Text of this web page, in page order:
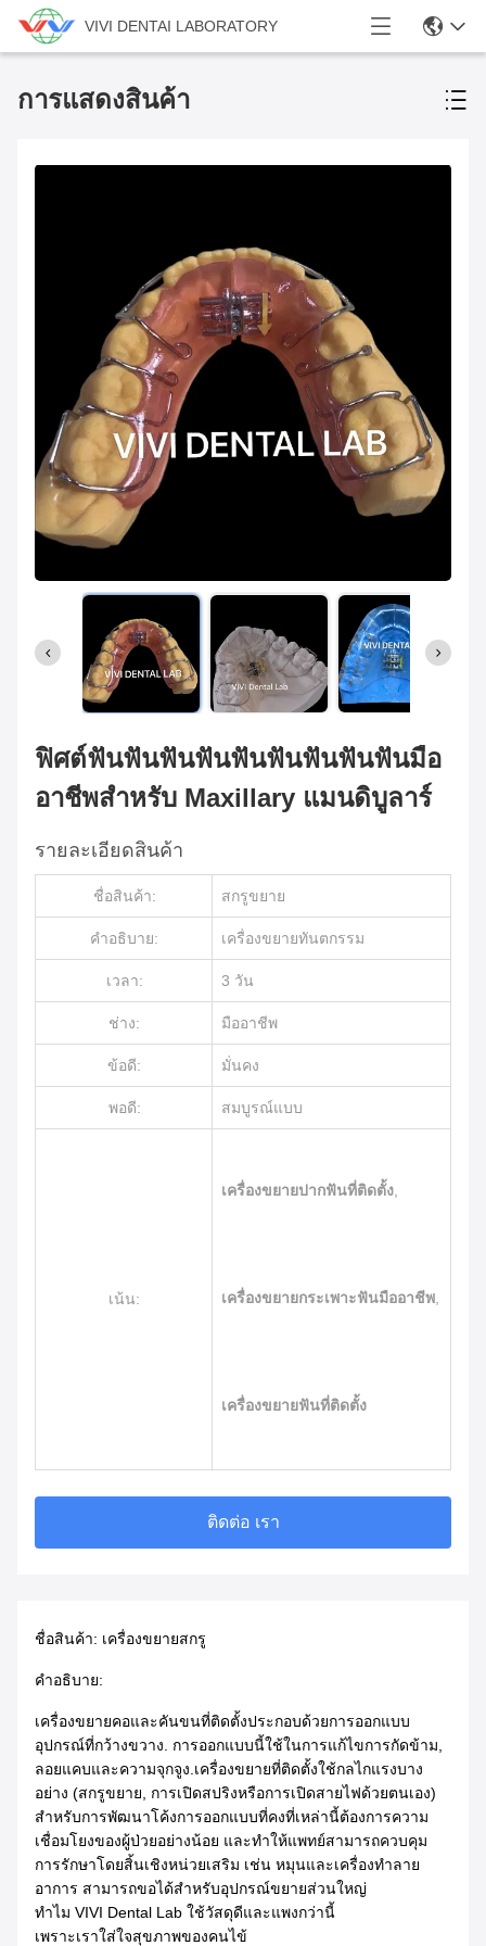
VIVI DENTAI LABORATORY
การแสดงสินค้า
ฟิศต์ฟันฟันฟันฟันฟันฟันฟันฟันฟันมือ
อาชีพสําหรับ Maxillary แมนดิบูลาร์
รายละเอียดสินค้า
ชื่อสินค้า: สกรูขยาย
คําอธิบาย: เครื่องขยายทันตกรรม
เวลา: 3 วัน
ช่าง: มืออาชีพ
ข้อดี: มั่นคง
พอดี: สมบูรณ์แบบ
เน้น:
เครื่องขยายปากฟันที่ติดตั้ง
เครื่องขยายกระเพาะฟันมืออาชีพ
เครื่องขยายฟันที่ติดตั้ง
ติดต่อ เรา
ชื่อสินค้า: เครื่องขยายสกรู
คําอธิบาย:
เครื่องขยายคอและคันขนที่ติดตั้งประกอบด้วยการออกแบบ
อุปกรณ์ที่กว้างขวาง. การออกแบบนี้ใช้ในการแก้ไขการกัดข้าม,
ลอยแคบและความจุกจูง.เครื่องขยายที่ติดตั้งใช้กลไกแรงบาง
อย่าง (สกรูขยาย, การเปิดสปริงหรือการเปิดสายไฟด้วยตนเอง)
สําหรับการพัฒนาโค้งการออกแบบที่คงที่เหล่านี้ต้องการความ
เชื่อมโยงของผู้ป่วยอย่างน้อย และทําให้แพทย์สามารถควบคุม
การรักษาโดยสิ้นเชิงหน่วยเสริม เช่น หมุนและเครื่องทําลาย
อาการ สามารถขอได้สําหรับอุปกรณ์ขยายส่วนใหญ่
ทําไม VIVI Dental Lab ใช้วัสดุดีและแพงกว่านี้
เพราะเราใส่ใจสุขภาพของคนไข้